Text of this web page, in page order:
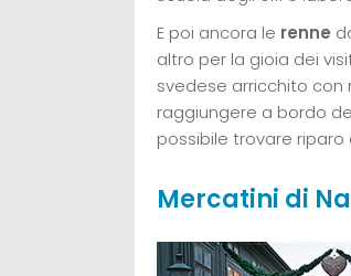
E poi ancora le renne
altro per la gioia dei
svedese arricchito con
raggiungere a bordo
possibile trovare
Mercatini di